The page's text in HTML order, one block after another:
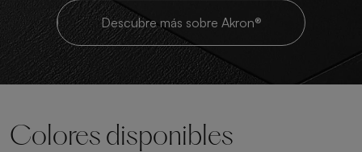
Descubre más sobre Akron®
Colores disponibles